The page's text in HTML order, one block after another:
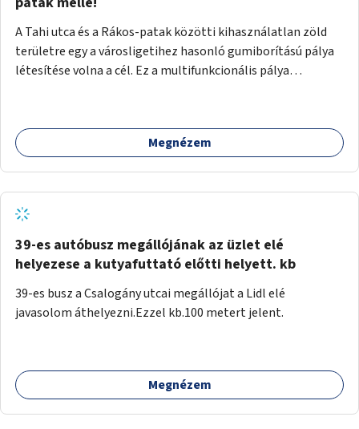
A Tahi utca és a Rákos-patak közötti kihasználatlan zöld
területre egy a városligetihez hasonló gumiborítású pálya
létesítése volna a cél. Ez a multifunkcionális pálya
Megnézem
39-es autóbusz megállójának az üzlet elé
helyezese a kutyafuttató előtti helyett. kb
39-es busz a Csalogány utcai megállójat a Lidl elé
javasolom áthelyezni.Ezzel kb.100 metert jelent.
Megnézem